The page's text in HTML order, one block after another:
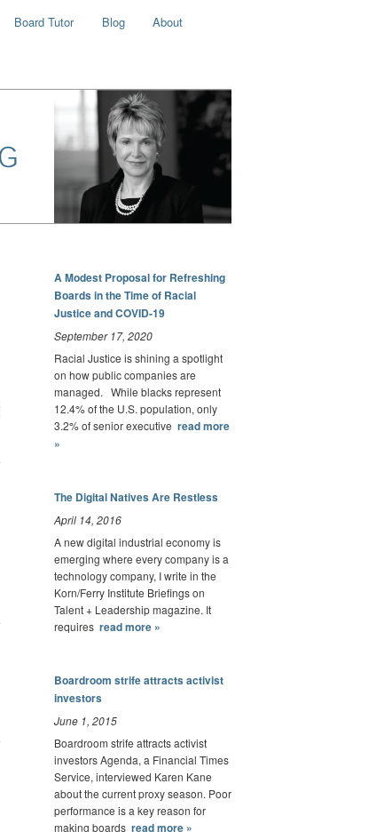
Board Tutor Blog About
A Modest Proposal for Refreshing
Boards in the Time of Racial
Justice and COVID-19
September 17, 2020
Racial Justice is shining a spotlight
on how public companies are
managed. While blacks represent
12.4% of the U.S. population, only
3.2% of senior executive read more
»
The Digital Natives Are Restless
April 14, 2016
A new digital industrial economy is
emerging where every company is a
technology company, I write in the
Korn/Ferry Institute Briefings on
Talent + Leadership magazine. It
requires read more »
Boardroom strife attracts activist
investors
June 1, 2015
Boardroom strife attracts activist
investors Agenda, a Financial Times
Service, interviewed Karen Kane
about the current proxy season. Poor
performance is a key reason for
making boards read more »